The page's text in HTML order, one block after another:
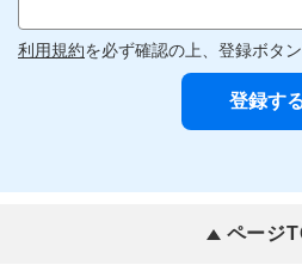
利用規約を必ず確認の上、登録ボタ
ページ